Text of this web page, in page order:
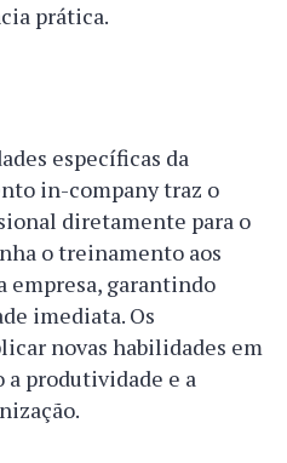
prática.
específicas da
in-company traz o
diretamente para o
o treinamento aos
empresa, garantindo
imediata. Os
novas habilidades em
produtividade e a